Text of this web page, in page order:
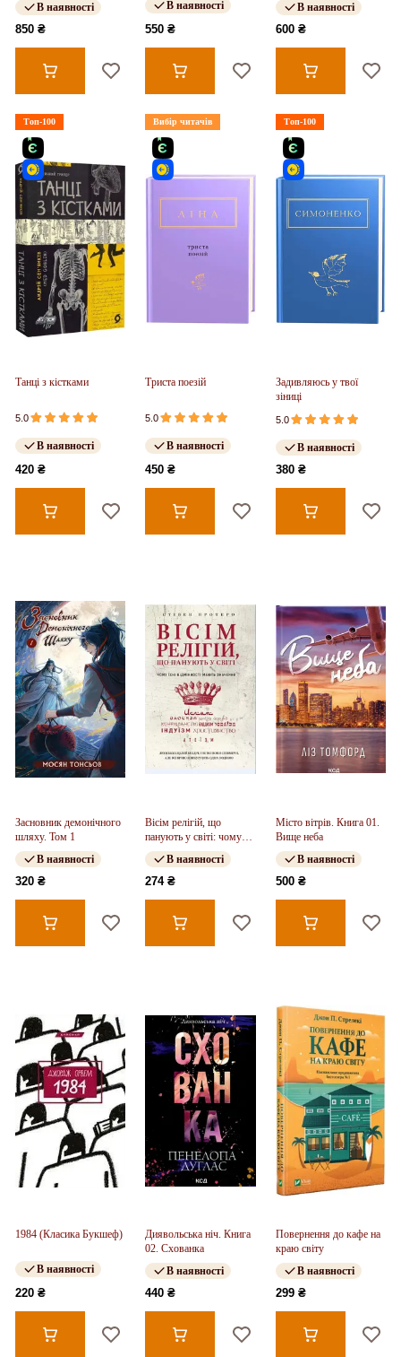
В наявності
850 ₴
В наявності
550 ₴
В наявності
600 ₴
Топ-100
Танці з кістками
5.0
В наявності
420 ₴
Вибір читачів
Триста поезій
5.0
В наявності
450 ₴
Топ-100
Задивляюсь у твої
зіниці
5.0
В наявності
380 ₴
Засновник демонічного
шляху. Том 1
В наявності
320 ₴
Вісім релігій, що
панують у світі: чому
їхні відмінності мають
значенняВ наявності
274 ₴
Місто вітрів. Книга 01.
Вище неба
В наявності
500 ₴
1984 (Класика Букшеф)
В наявності
220 ₴
Диявольська ніч. Книга
02. Схованка
В наявності
440 ₴
Повернення до кафе на
краю світу
В наявності
299 ₴